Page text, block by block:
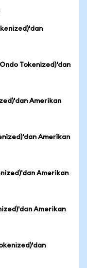
Tokenized)'dan
Amerikan
Amerikan
Amerikan
Amerikan